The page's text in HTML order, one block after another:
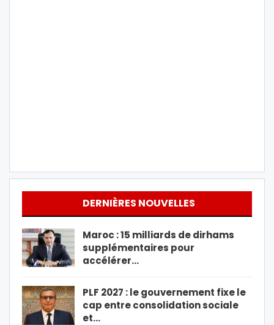
DERNIÈRES NOUVELLES
Maroc : 15 milliards de dirhams
supplémentaires pour
accélérer…
PLF 2027 : le gouvernement fixe le
cap entre consolidation sociale
et…